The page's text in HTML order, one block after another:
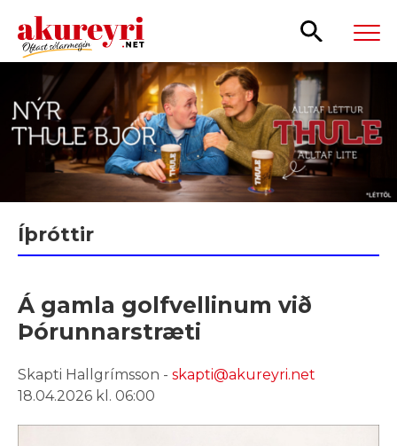
Leita
Íþróttir
Á gamla golfvellinum við
Þórunnarstræti
Skapti Hallgrímsson - skapti@akureyri.net
18.04.2026 kl. 06:00